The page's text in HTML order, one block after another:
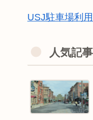
USJ駐車場利
人気記事